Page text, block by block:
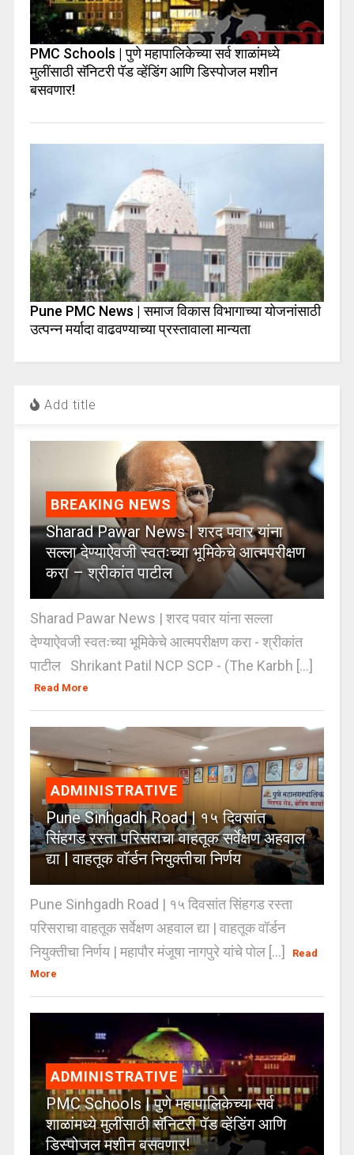
PMC Schools | पुणे महापालिकेच्या सर्व शाळांमध्ये
मुलींसाठी सॅनिटरी पॅड व्हेंडिंग आणि डिस्पोजल मशीन
बसवणार!
Pune PMC News | समाज विकास विभागाच्या योजनांसाठी
उत्पन्न मर्यादा वाढवण्याच्या प्रस्तावाला मान्यता
Add title
BREAKING NEWS
Sharad Pawar News | शरद पवार यांना
सल्ला देण्याऐवजी स्वतःच्या भूमिकेचे आत्मपरीक्षण
करा – श्रीकांत पाटील
Sharad Pawar News | शरद पवार यांना सल्ला
देण्याऐवजी स्वतःच्या भूमिकेचे आत्मपरीक्षण करा - श्रीकांत
पाटील Shrikant Patil NCP SCP - (The Karbh [...]
Read More
ADMINISTRATIVE
Pune Sinhgadh Road | १५ दिवसांत
सिंहगड रस्ता परिसराचा वाहतूक सर्वेक्षण अहवाल
द्या | वाहतूक वॉर्डन नियुक्तीचा निर्णय
Pune Sinhgadh Road | १५ दिवसांत सिंहगड रस्ता
परिसराचा वाहतूक सर्वेक्षण अहवाल द्या | वाहतूक वॉर्डन
नियुक्तीचा निर्णय | महापौर मंजूषा नागपुरे यांचे पोल [...]
Read
More
ADMINISTRATIVE
PMC Schools | पुणे महापालिकेच्या सर्व
शाळांमध्ये मुलींसाठी सॅनिटरी पॅड व्हेंडिंग आणि
डिस्पोजल मशीन बसवणार!